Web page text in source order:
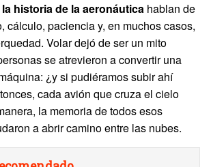
historia de la aeronáutica hablan de
cálculo, paciencia y, en muchos casos,
Volar dejó de ser un mito
se atrevieron a convertir una
¿y si pudiéramos subir ahí
cada avión que cruza el cielo
la memoria de todos esos
a abrir camino entre las nubes.